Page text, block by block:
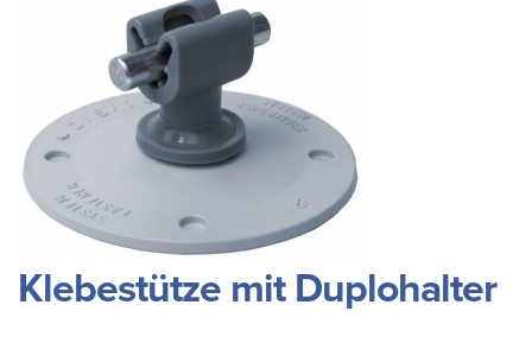
Klebestütze mit Duplohalter